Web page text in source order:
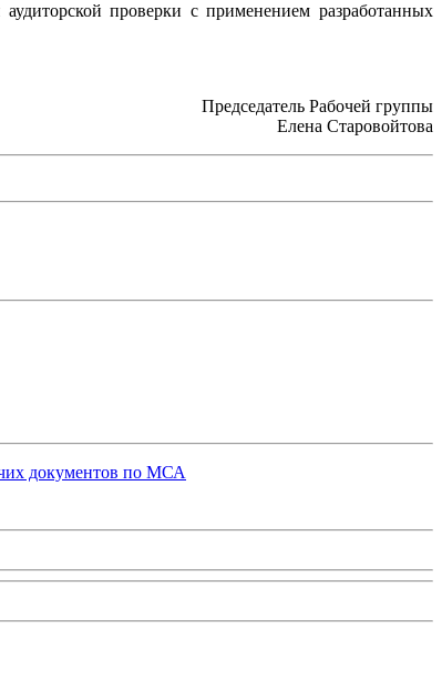
проверки с применением разработанных
Председатель Рабочей группы
Елена Старовойтова
документов по МСА